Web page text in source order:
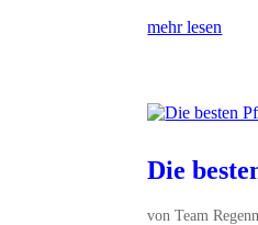
mehr lesen
Die
vonTeam